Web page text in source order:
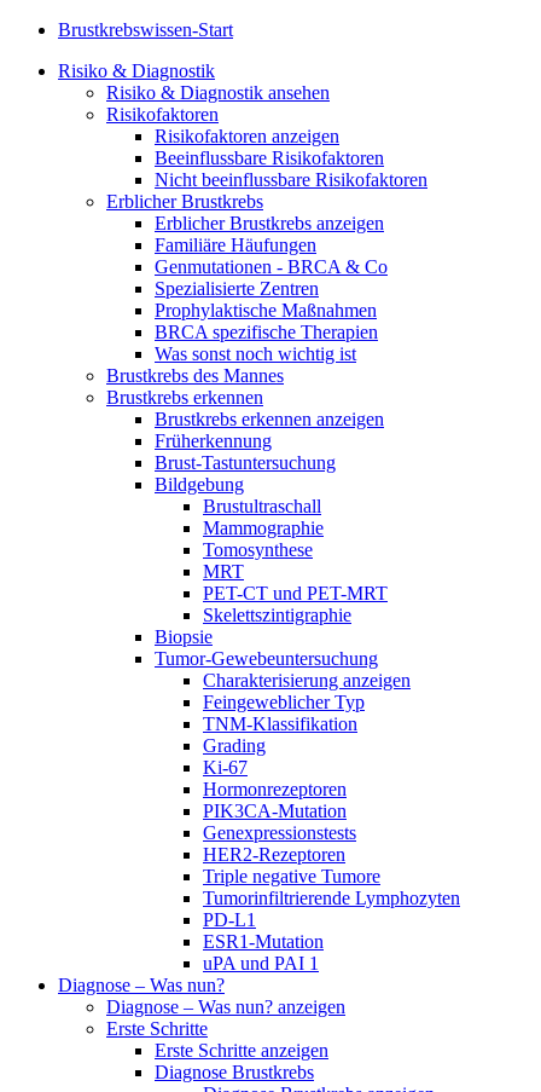
Brustkrebswissen-Start
Risiko & Diagnostik
Risiko & Diagnostik ansehen
Risikofaktoren
Risikofaktoren anzeigen
Beeinflussbare Risikofaktoren
Nicht beeinflussbare Risikofaktoren
Erblicher Brustkrebs
Erblicher Brustkrebs anzeigen
Familiäre Häufungen
Genmutationen - BRCA & Co
Spezialisierte Zentren
Prophylaktische Maßnahmen
BRCA spezifische Therapien
Was sonst noch wichtig ist
Brustkrebs des Mannes
Brustkrebs erkennen
Brustkrebs erkennen anzeigen
Früherkennung
Brust-Tastuntersuchung
Bildgebung
Brustultraschall
Mammographie
Tomosynthese
MRT
PET-CT und PET-MRT
Skelettszintigraphie
Biopsie
Tumor-Gewebeuntersuchung
Charakterisierung anzeigen
Feingeweblicher Typ
TNM-Klassifikation
Grading
Ki-67
Hormonrezeptoren
PIK3CA-Mutation
Genexpressionstests
HER2-Rezeptoren
Triple negative Tumore
Tumorinfiltrierende Lymphozyten
PD-L1
ESR1-Mutation
uPA und PAI 1
Diagnose – Was nun?
Diagnose – Was nun? anzeigen
Erste Schritte
Erste Schritte anzeigen
Diagnose Brustkrebs